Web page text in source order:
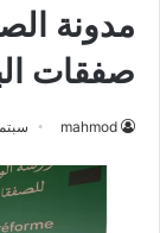
مدونة
صفقات
mahmod سبتمبر 22,